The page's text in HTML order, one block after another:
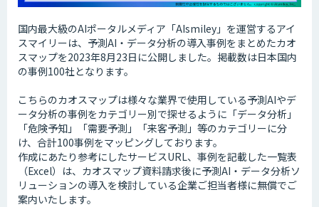
国内最大級のAIポータルメディア「AIsmiley」を運営するアイ
スマイリーは、予測AI・データ分析の導入事例をまとめたカオ
スマップを2023年8月23日に公開しました。掲載数は日本国内
の事例100社となります。
こちらのカオスマップは様々な業界で使用している予測AIやデ
ータ分析の事例をカテゴリー別で探せるように「データ分析」
「危険予知」「需要予測」「来客予測」等のカテゴリーに分
け、合計100事例をマッピングしております。
作成にあたり参考にしたサービスURL、事例を記載した一覧表
（Excel）は、カオスマップ資料請求後に予測AI・データ分析ソ
リューションの導入を検討している企業ご担当者様に無償でご
案内いたします。